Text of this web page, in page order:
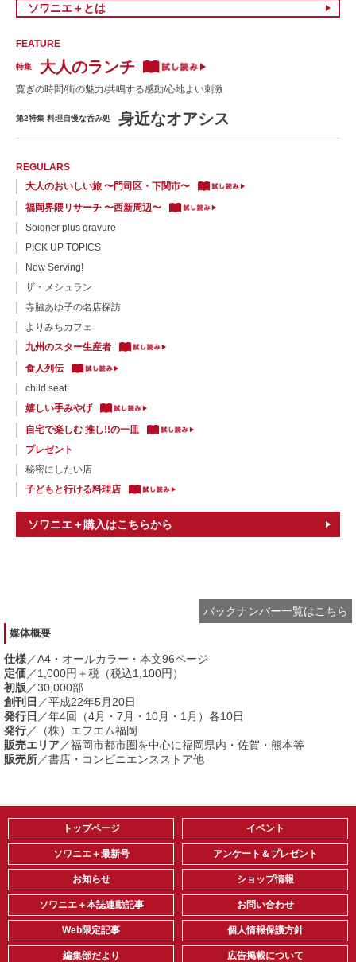
ソワニエ＋とは
CONTENTS
FEATURE
特集 大人のランチ
寛ぎの時間/街の魅力/共鳴する感動/心地よい刺激
第2特集 料理自慢な呑み処 身近なオアシス
REGULARS
大人のおいしい旅 〜門司区・下関市〜
福岡界隈リサーチ 〜西新周辺〜
Soigner plus gravure
PICK UP TOPICS
Now Serving!
ザ・メシュラン
寺脇あゆ子の名店探訪
よりみちカフェ
九州のスター生産者
食人列伝
child seat
嬉しい手みやげ
自宅で楽しむ 推し!!の一皿
プレゼント
秘密にしたい店
子どもと行ける料理店
ソワニエ＋購入はこちらから
バックナンバー一覧はこちら
媒体概要
仕様／A4・オールカラー・本文96ページ
定価／1,000円＋税（税込1,100円）
初版 ／30,000部
創刊日 ／平成22年5月20日
発行日 ／年4回（4月・7月・10月・1月）各10日
発行／（株）エフエム福岡
販売エリア／福岡市都市圏を中心に福岡県内・佐賀・熊本等
販売所／書店・コンビニエンスストア他
トップページ
ソワニエ＋最新号
お知らせ
ソワニエ＋本誌連動記事
Web限定記事
編集部だより
イベント
アンケート＆プレゼント
ショップ情報
お問い合わせ
個人情報保護方針
広告掲載について